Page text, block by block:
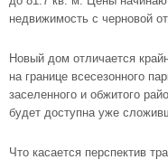
недвижимость с черновой
Новый дом отличается
на границе всесезонного
заселенного и обжитого
будет доступна уже
Что касается перспектив